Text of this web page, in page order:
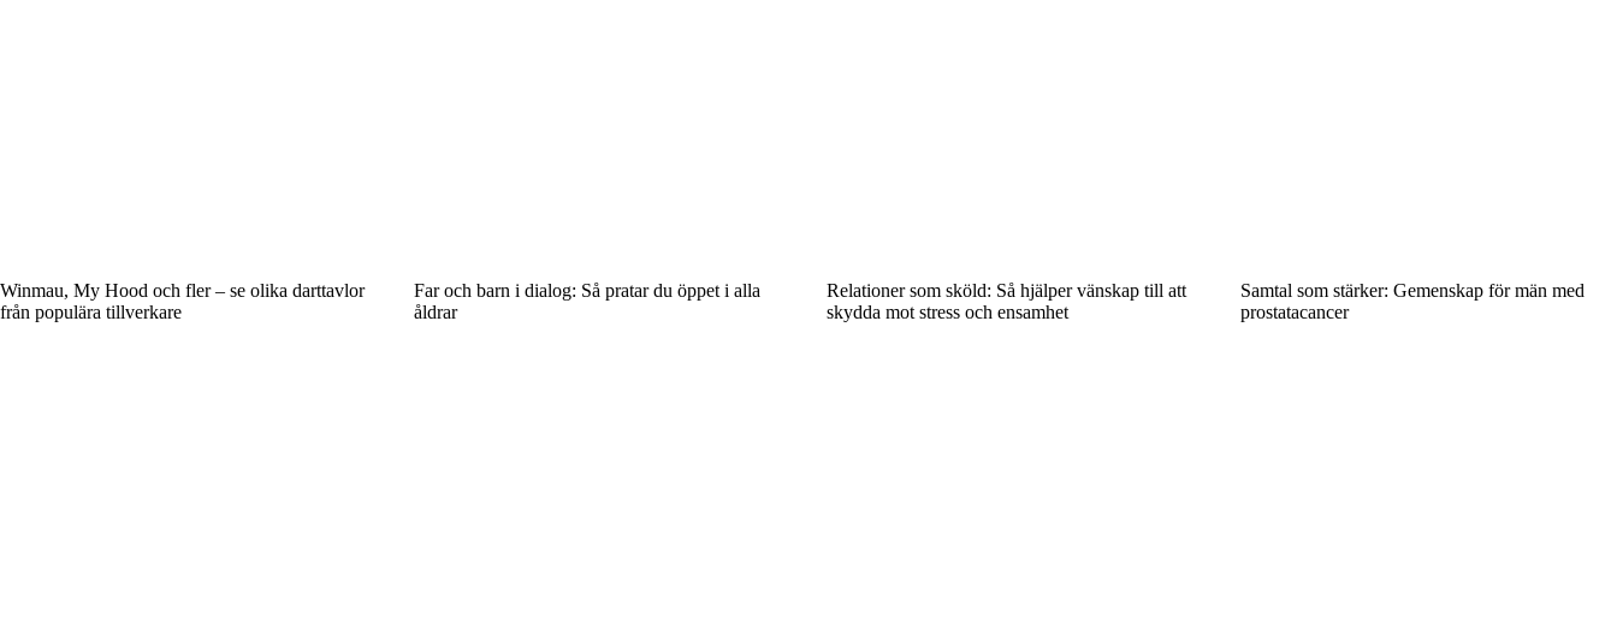
Winmau, My Hood och fler – se olika darttavlor
från populära tillverkare
Far och barn i dialog: Så pratar du öppet i alla
åldrar
Relationer som sköld: Så hjälper vänskap till att
skydda mot stress och ensamhet
Samtal som stärker: Gemenskap för män med
prostatacancer